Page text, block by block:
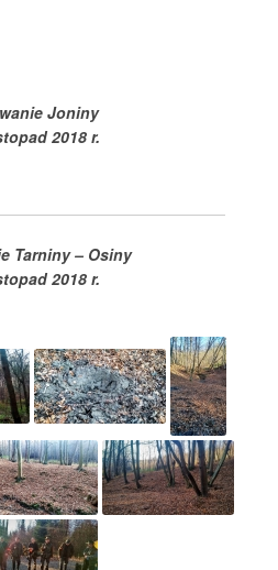
Joniny
2018 r.
Tarniny – Osiny
2018 r.